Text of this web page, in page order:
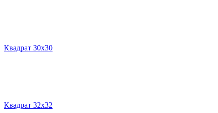
Квадрат 30х30
Квадрат 32х32